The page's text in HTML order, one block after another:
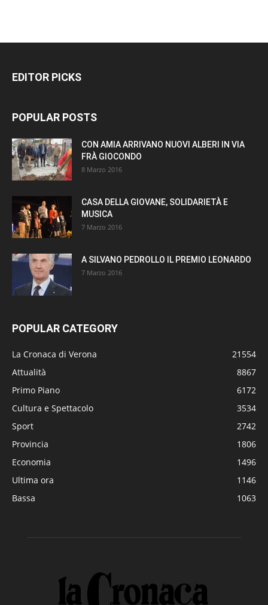
EDITOR PICKS
POPULAR POSTS
CON AMIA ARRIVANO NUOVI ALBERI IN VIA
FRÀ GIOCONDO
8 Marzo 2016
CASA DELLA GIOVANE, SOLIDARIETÀ E
MUSICA
7 Marzo 2016
A SILVANO PEDROLLO IL PREMIO LEONARDO
7 Marzo 2016
POPULAR CATEGORY
La Cronaca di Verona
21554
Attualità
8867
Primo Piano
6172
Cultura e Spettacolo
3534
Sport
2742
Provincia
1806
Economia
1496
Ultima ora
1146
Bassa
1063